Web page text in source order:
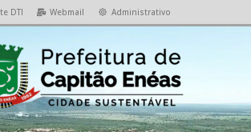
DTI Webmail Administrativo